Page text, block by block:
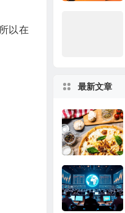
以在
最新文章